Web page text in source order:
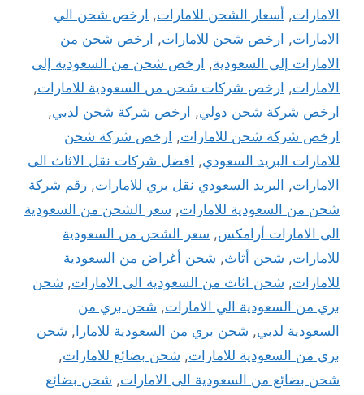
الامارات, أسعار الشحن للامارات, ارخص شحن الي
الامارات, ارخص شحن للامارات, ارخص شحن من
الامارات إلى السعودية, ارخص شحن من السعودية إلى
الامارات, ارخص شركات شحن من السعودية للامارات,
ارخص شركة شحن دولي, ارخص شركة شحن لدبي,
ارخص شركة شحن للامارات, ارخص شركة شحن
للامارات البريد السعودي, افضل شركات نقل الاثاث الى
الامارات, البريد السعودي نقل بري للامارات, رقم شركة
شحن من السعودية للامارات, سعر الشحن من السعودية
الى الامارات أرامكس, سعر الشحن من السعودية
للامارات, شحن أثاث, شحن أغراض من السعودية
للامارات, شحن اثاث من السعودية الى الامارات, شحن
بري من السعودية الي الامارات, شحن بري من
السعودية لدبي, شحن بري من السعودية للامارا , شحن
بري من السعودية للامارات, شحن بضائع للامارات,
شحن بضائع من السعودية الى الامارات, شحن بضائع